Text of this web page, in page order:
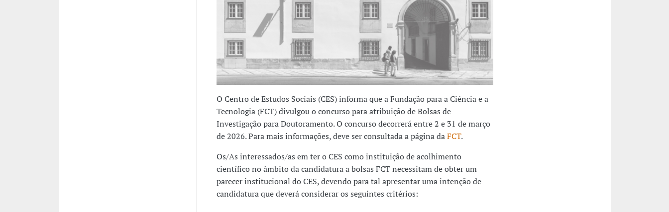
O Centro de Estudos Sociais (CES) informa que a Fundação para a Ciência e a
Tecnologia (FCT) divulgou o concurso para atribuição de Bolsas de
Investigação para Doutoramento. O concurso decorrerá entre 2 e 31 de março
de 2026. Para mais informações, deve ser consultada a página daFCT.
Os/As interessados/as em ter o CES como instituição de acolhimento
científico no âmbito da candidatura a bolsas FCT necessitam de obter um
parecer institucional do CES, devendo para tal apresentar uma intenção de
candidatura que deverá considerar os seguintes critérios: